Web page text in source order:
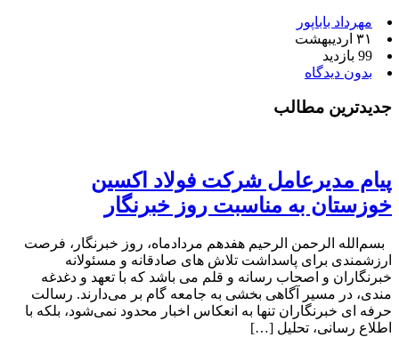
مهرداد باباپور
۳۱ اردیبهشت
99 بازدید
بدون دیدگاه
جدیدترین مطالب
پیام مدیرعامل شرکت فولاد اکسین
خوزستان به مناسبت روز خبرنگار
بسم‌الله الرحمن الرحیم هفدهم مردادماه، روز خبرنگار، فرصت
ارزشمندی برای پاسداشت تلاش‌ های صادقانه و مسئولانه
خبرنگاران و اصحاب رسانه و قلم می باشد که با تعهد و دغدغه‌
مندی، در مسیر آگاهی‌ بخشی به جامعه گام بر می‌دارند. رسالت
حرفه‌ ای خبرنگاران تنها به انعکاس اخبار محدود نمی‌شود، بلکه با
اطلاع رسانی، تحلیل […]